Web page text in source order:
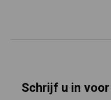
Schrijf u in